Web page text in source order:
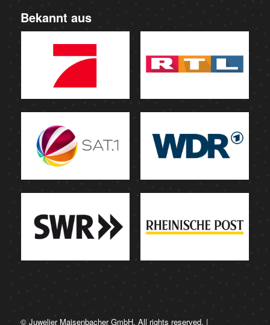
Bekannt aus
© Juwelier Maisenbacher GmbH. All rights reserved. |